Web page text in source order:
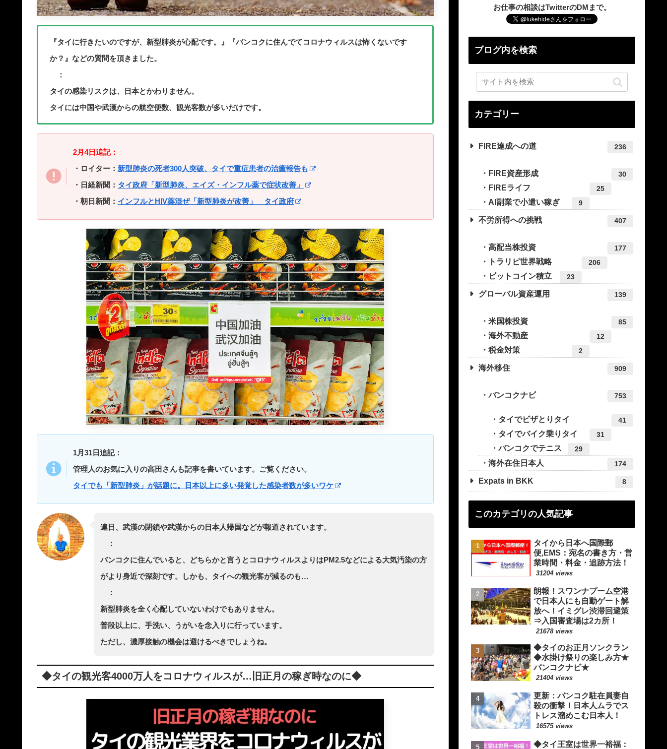
『タイに行きたいのですが、新型肺炎が心配です。』『バンコクに住んでてコロナウィルスは怖くないです
か？』などの質問を頂きました。
：
タイの感染リスクは、日本とかわりません。
タイには中国や武漢からの航空便数、観光客数が多いだけです。
2月4日追記：
・ロイター： 新型肺炎の死者300人突破、タイで重症患者の治癒報告も
・日経新聞： タイ政府「新型肺炎、エイズ・インフル薬で症状改善」
・朝日新聞： インフルとHIV薬混ぜ「新型肺炎が改善」 タイ政府
1月31日追記：
管理人のお気に入りの高田さんも記事を書いています。ご覧ください。
タイでも「新型肺炎」が話題に。日本以上に多い発覚した感染者数が多いワケ
連日、武漢の閉鎖や武漢からの日本人帰国などが報道されています。
：
バンコクに住んでいると、どちらかと言うとコロナウィルスよりはPM2.5などによる大気汚染の方
がより身近で深刻です。しかも、タイへの観光客が減るのも…
：
新型肺炎を全く心配していないわけでもありません。
普段以上に、手洗い、うがいを念入りに行っています。
ただし、濃厚接触の機会は避けるべきでしょうね。
◆タイの観光客4000万人をコロナウィルスが…旧正月の稼ぎ時なのに◆
お仕事の相談はTwitterのDMまで。
ブログ内を検索
カテゴリー
FIRE達成への道 236
FIRE資産形成 30
FIREライフ 25
AI副業で小遣い稼ぎ 9
不労所得への挑戦 407
高配当株投資 177
トラリピ世界戦略 206
ビットコイン積立 23
グローバル資産運用 139
米国株投資 85
海外不動産 12
税金対策 2
海外移住 909
バンコクナビ 753
タイでビザとりタイ 41
タイでバイク乗りタイ 31
バンコクでテニス 29
海外在住日本人 174
Expats in BKK 8
このカテゴリの人気記事
タイから日本へ国際郵
便,EMS：宛名の書き方・営
業時間・料金・追跡方法！
31204 views
朗報！スワンナプーム空港
で日本人にも自動ゲート解
放へ！イミグレ渋滞回避策
⇒入国審査場は2カ所！
21678 views
◆タイのお正月ソンクラン
◆水掛け祭りの楽しみ方★
バンコクナビ★
21404 views
更新：バンコク駐在員妻自
殺の衝撃！日本人ムラでス
トレス溜めこむ日本人！
16575 views
◆タイ王室は世界一裕福：